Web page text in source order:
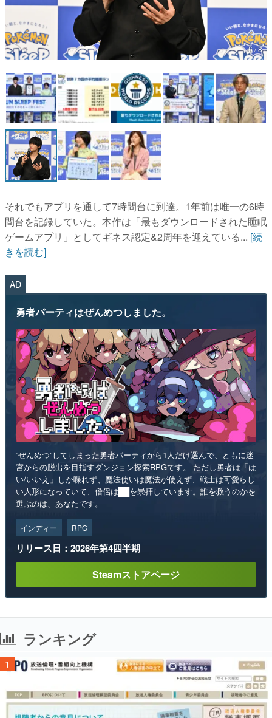
電ファミニコゲーマーとは？
運営：株式会社マレ
6 / 8
それでもアプリを通して7時間台に到達。1年前は唯一の6時
間台を記録していた。本作は「最もダウンロードされた睡眠
ゲームアプリ」としてギネス認定&2周年を迎えている... [続
きを読む]
AD
勇者パーティはぜんめつしました。
“ぜんめつ”してしまった勇者パーティから1人だけ選んで、ともに迷
宮からの脱出を目指すダンジョン探索RPGです。 ただし勇者は「は
い/いいえ」しか喋れず、魔法使いは魔法が使えず、戦士は可愛らし
い人形になっていて、僧侶は██を崇拝しています。誰を救うのかを
選ぶのは、あなたです。
インディー RPG
リリース日：2026年第4四半期
Steamストアページ
ランキング
1